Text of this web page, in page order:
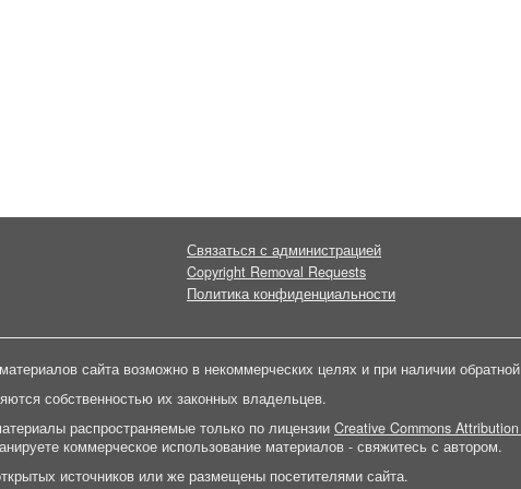
Связаться с администрацией
Copyright Removal Requests
Политика конфиденциальности
сайта возможно в некоммерческих целях и при наличии
собственностью их законных владельцев.
распространяемые только по лицензии Creative Commons
коммерческое использование материалов - свяжитесь с автором.
источников или же размещены посетителями сайта.